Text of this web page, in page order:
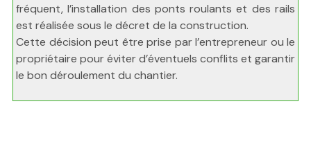
fréquent, l’installation des ponts roulants et des rails
est réalisée sous le décret de la construction.
Cette décision peut être prise par l’entrepreneur ou le
propriétaire pour éviter d’éventuels conflits et garantir
le bon déroulement du chantier.